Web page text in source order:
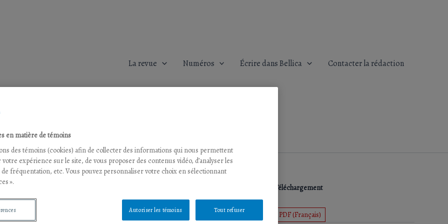
La revue Numéros Écrire dans Bellica Contacter la rédaction
Téléchargement
PDF (Français)
en matière de témoins
des témoins (cookies) afin de collecter des informations qui nous permettent
votre expérience sur le site, de vous proposer des contenus vidéo, d’analyser les
de fréquentation, etc. Vous pouvez personnaliser votre choix en sélectionnant
».
Tout refuser
Autoriser les témoins